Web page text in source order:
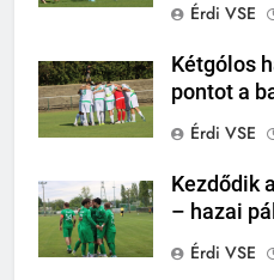
Érdi VSE
Kétgólos
pontot a
Érdi VSE
Kezdődik
– hazai
Érdi VSE